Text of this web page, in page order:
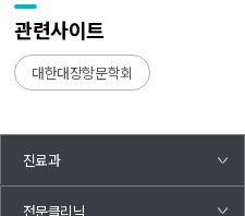
관련사이트
대한대장항문학회
진료과
전문클리닉